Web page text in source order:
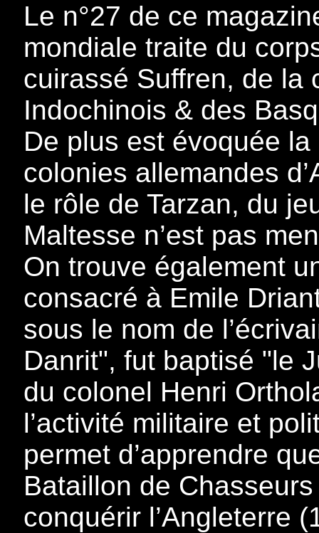
Le n°27 de ce
mondiale traite du
cuirassé Suffren, de la
Indochinois & des
De plus est évoquée
colonies allemandes
le rôle de Tarzan, du
Maltesse n’est pas
On trouve également
consacré à Emile
sous le nom de
Danrit", fut baptisé "le
du colonel Henri
l’activité militaire et
permet d’apprendre
Bataillon de
conquérir l’Angleterre